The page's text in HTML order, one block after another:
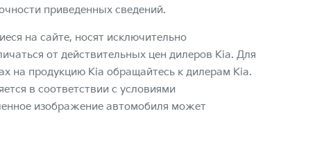
приведенных сведений.
на сайте, носят исключительно
от действительных цен дилеров Kia. Для
на продукцию Kia обращайтесь к дилерам Kia.
в соответствии с условиями
изображение автомобиля может